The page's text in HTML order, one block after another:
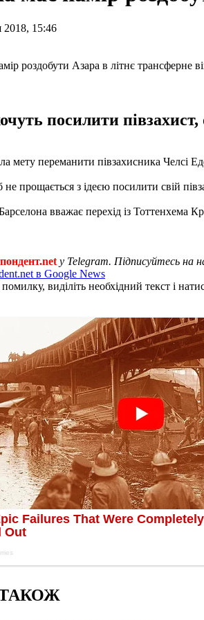
15:46
посилити
мету переманити півзахисника Челсі
прощається з ідеєю посилити свій
вважає перехід із Тоттенхема
у Telegram. Підписуйтесь на
в Google News
виділіть необхідний текст і